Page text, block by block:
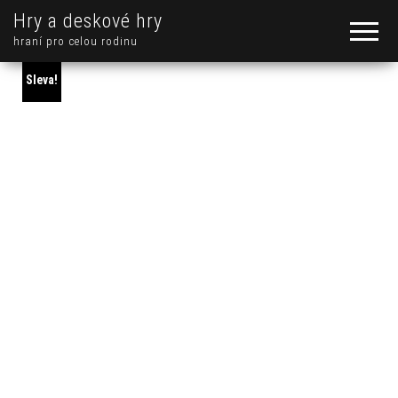
Hry a deskové hry
hraní pro celou rodinu
Sleva!